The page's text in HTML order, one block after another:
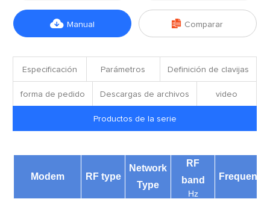
 Manual  Comparar
Especificación Parámetros Definición de clavijas
forma de pedido Descargas de archivos video
Productos de la serie
Modem RF type
Network
Type
RF
band
Hz
Frequency